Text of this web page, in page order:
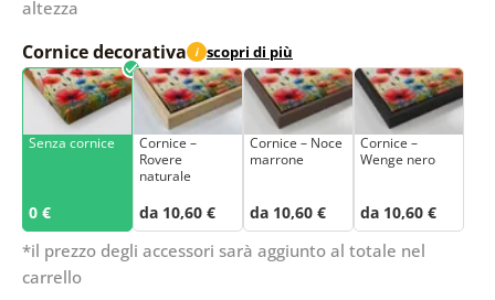
altezza
Cornice decorativa i scopri di più
Senza cornice
0 €
Cornice –
Rovere
naturale
da 10,60 €
Cornice – Noce
marrone
da 10,60 €
Cornice –
Wenge nero
da 10,60 €
*il prezzo degli accessori sarà aggiunto al totale nel
carrello